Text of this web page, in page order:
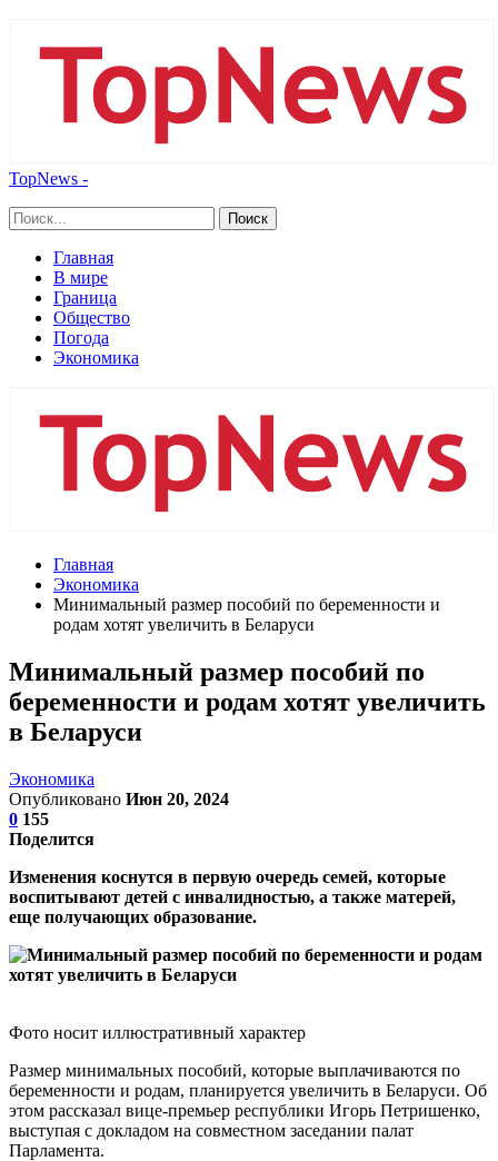
TopNews -
Главная
В мире
Граница
Общество
Погода
Экономика
Главная
Экономика
Минимальный размер пособий по беременности и
родам хотят увеличить в Беларуси
Минимальный размер пособий по
беременности и родам хотят увеличить
в Беларуси
Экономика
Опубликовано Июн 20, 2024
0 155
Поделится
Изменения коснутся в первую очередь семей, которые
воспитывают детей с инвалидностью, а также матерей,
еще получающих образование.
Фото носит иллюстративный характер
Размер минимальных пособий, которые выплачиваются по
беременности и родам, планируется увеличить в Беларуси. Об
этом рассказал вице-премьер республики Игорь Петришенко,
выступая с докладом на совместном заседании палат
Парламента.